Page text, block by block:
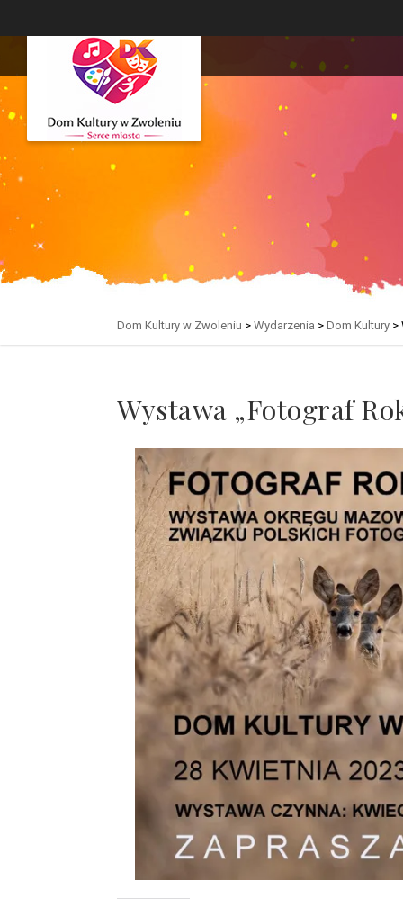
Dom Kultury w Zwoleniu > Wydarzenia > Dom Kultury >
Wystawa „Fotograf